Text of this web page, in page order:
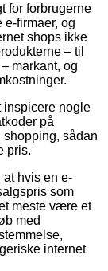
for forbrugerne
firmaer, og
shops ikke
– til
markant, og
nogle
på
sådan
pris.
hvis en e-
som
meste være et
med
internet